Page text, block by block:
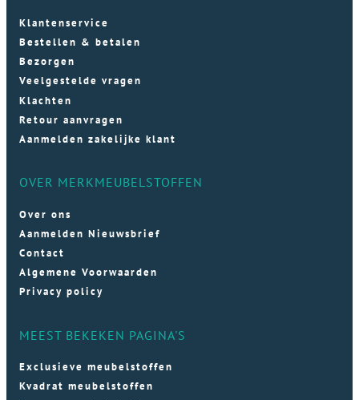
Klantenservice
Bestellen & betalen
Bezorgen
Veelgestelde vragen
Klachten
Retour aanvragen
Aanmelden zakelijke klant
OVER MERKMEUBELSTOFFEN
Over ons
Aanmelden Nieuwsbrief
Contact
Algemene Voorwaarden
Privacy policy
MEEST BEKEKEN PAGINA'S
Exclusieve meubelstoffen
Kvadrat meubelstoffen